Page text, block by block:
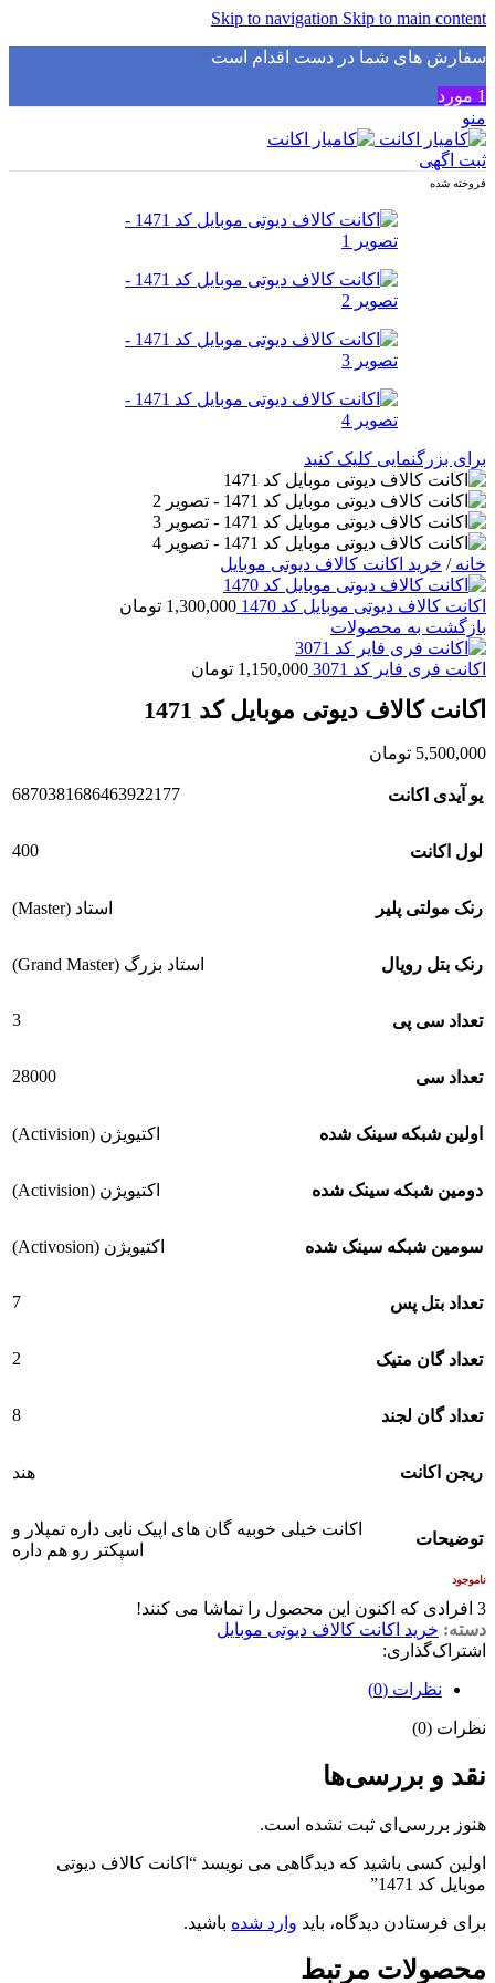
Skip to navigation Skip to main content
سفارش های شما در دست اقدام است✅
1 مورد
منو
ثبت اگهی
فروخته شده
برای بزرگنمایی کلیک کنید
خانه/ خرید اکانت کالاف دیوتی موبایل
اکانت کالاف دیوتی موبایل کد 1470 1,300,000 تومان
بازگشت به محصولات
اکانت فری فایر کد 3071 1,150,000 تومان
اکانت کالاف دیوتی موبایل کد 1471
5,500,000 تومان
یو آیدی اکانت 6870381686463922177
لول اکانت 400
رنک مولتی پلیر استاد (Master)
رنک بتل رویال استاد بزرگ (Grand Master)
تعداد سی پی 3
تعداد سی 28000
اولین شبکه سینک شده اکتیویژن (Activision)
دومین شبکه سینک شده اکتیویژن (Activision)
سومین شبکه سینک شده اکتیویژن (Activosion)
تعداد بتل پس 7
تعداد گان متیک 2
تعداد گان لجند 8
ریجن اکانت هند
توضیحات
اکانت خیلی خوبیه گان های اپیک نابی داره تمپلار و
اسپکتر رو هم داره
ناموجود
3 افرادی که اکنون این محصول را تماشا می کنند!
دسته: خرید اکانت کالاف دیوتی موبایل
اشتراک‌گذاری:
نظرات (0)
نظرات (0)
نقد و بررسی‌ها
هنوز بررسی‌ای ثبت نشده است.
اولین کسی باشید که دیدگاهی می نویسد “اکانت کالاف دیوتی
موبایل کد 1471”
برای فرستادن دیدگاه، باید وارد شده باشید.
محصولات مرتبط